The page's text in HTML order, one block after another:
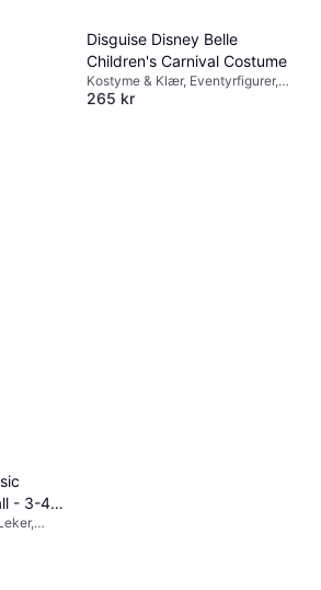
Disguise Disney Belle
Children's Carnival Costume
Kostyme & Klær, Eventyrfigurer,
Tegnet & Animert, Kongelig,
265 kr
- 3-4